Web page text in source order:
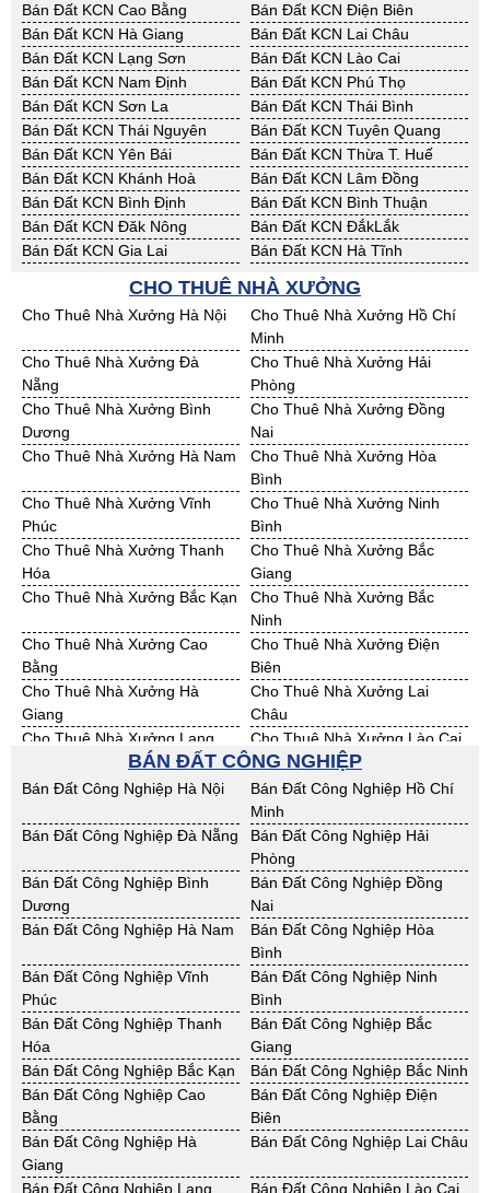
Bán Đất KCN Cao Bằng
Bán Đất KCN Điện Biên
Bán Đất KCN Hà Giang
Bán Đất KCN Lai Châu
Bán Đất KCN Lạng Sơn
Bán Đất KCN Lào Cai
Bán Đất KCN Nam Định
Bán Đất KCN Phú Thọ
Bán Đất KCN Sơn La
Bán Đất KCN Thái Bình
Bán Đất KCN Thái Nguyên
Bán Đất KCN Tuyên Quang
Bán Đất KCN Yên Bái
Bán Đất KCN Thừa T. Huế
Bán Đất KCN Khánh Hoà
Bán Đất KCN Lâm Đồng
Bán Đất KCN Bình Định
Bán Đất KCN Bình Thuận
Bán Đất KCN Đăk Nông
Bán Đất KCN ĐắkLắk
Bán Đất KCN Gia Lai
Bán Đất KCN Hà Tĩnh
Bán Đất KCN Nghệ An
Bán Đất KCN Ninh Thuận
Bán Đất KCN Phú Yên
Bán Đất KCN Quảng Bình
Bán Đất KCN Quảng Nam
Bán Đất KCN Quảng Ngãi
Bán Đất KCN Bà Rịa - VT
Bán Đất KCN Cần Thơ
Bán Đất KCN An Giang
Bán Đất KCN Bạc Liêu
Bán Đất KCN Bến Tre
Bán Đất KCN Bình Phước
Bán Đất KCN Cà Mau
Bán Đất KCN Đồng Tháp
Bán Đất KCN Hậu Giang
Bán Đất KCN Kiên Giang
Bán Đất KCN Long An
Bán Đất KCN Sóc Trăng
Bán Đất KCN Tây Ninh
Bán Đất KCN Tiền Giang
Bán Đất KCN Trà Vinh
Bán Đất KCN Vĩnh Long
Bán Đất KCN Hải Dương
Bán Đất KCN Hưng Yên
Bán Đất KCN Quảng Ninh
CHO THUÊ NHÀ XƯỞNG
Cho Thuê Nhà Xưởng Hà Nội
Cho Thuê Nhà Xưởng Hồ Chí
Minh
Cho Thuê Nhà Xưởng Đà
Nẵng
Cho Thuê Nhà Xưởng Hải
Phòng
Cho Thuê Nhà Xưởng Bình
Dương
Cho Thuê Nhà Xưởng Đồng
Nai
Cho Thuê Nhà Xưởng Hà Nam
Cho Thuê Nhà Xưởng Hòa
Bình
Cho Thuê Nhà Xưởng Vĩnh
Phúc
Cho Thuê Nhà Xưởng Ninh
Bình
Cho Thuê Nhà Xưởng Thanh
Hóa
Cho Thuê Nhà Xưởng Bắc
Giang
Cho Thuê Nhà Xưởng Bắc Kạn
Cho Thuê Nhà Xưởng Bắc
Ninh
Cho Thuê Nhà Xưởng Cao
Bằng
Cho Thuê Nhà Xưởng Điện
Biên
Cho Thuê Nhà Xưởng Hà
Giang
Cho Thuê Nhà Xưởng Lai
Châu
Cho Thuê Nhà Xưởng Lạng
Cho Thuê Nhà Xưởng Lào Cai
Cho Thuê Nhà Xưởng Nam
Cho Thuê Nhà Xưởng Phú Thọ
Cho Thuê Nhà Xưởng Sơn La
Cho Thuê Nhà Xưởng Thái
Bình
Cho Thuê Nhà Xưởng Thái
Nguyên
Cho Thuê Nhà Xưởng Tuyên
Quang
Cho Thuê Nhà Xưởng Yên Bái
Cho Thuê Nhà Xưởng Thừa T.
Huế
Cho Thuê Nhà Xưởng Khánh
Hoà
Cho Thuê Nhà Xưởng Lâm
Đồng
Cho Thuê Nhà Xưởng Bình
Định
Cho Thuê Nhà Xưởng Bình
Thuận
Cho Thuê Nhà Xưởng Đăk
Nông
Cho Thuê Nhà Xưởng ĐắkLắk
Cho Thuê Nhà Xưởng Gia Lai
Cho Thuê Nhà Xưởng Hà Tĩnh
Cho Thuê Nhà Xưởng Kon
Tum
Cho Thuê Nhà Xưởng Nghệ An
Cho Thuê Nhà Xưởng Ninh
Cho Thuê Nhà Xưởng Phú Yên
BÁN ĐẤT CÔNG NGHIỆP
Bán Đất Công Nghiệp Hà Nội
Bán Đất Công Nghiệp Hồ Chí
Minh
Bán Đất Công Nghiệp Đà Nẵng
Bán Đất Công Nghiệp Hải
Phòng
Bán Đất Công Nghiệp Bình
Dương
Bán Đất Công Nghiệp Đồng
Nai
Bán Đất Công Nghiệp Hà Nam
Bán Đất Công Nghiệp Hòa
Bình
Bán Đất Công Nghiệp Vĩnh
Phúc
Bán Đất Công Nghiệp Ninh
Bình
Bán Đất Công Nghiệp Thanh
Hóa
Bán Đất Công Nghiệp Bắc
Giang
Bán Đất Công Nghiệp Bắc Kạn
Bán Đất Công Nghiệp Bắc Ninh
Bán Đất Công Nghiệp Cao
Bằng
Bán Đất Công Nghiệp Điện
Biên
Bán Đất Công Nghiệp Hà
Giang
Bán Đất Công Nghiệp Lai Châu
Bán Đất Công Nghiệp Lạng
Bán Đất Công Nghiệp Lào Cai